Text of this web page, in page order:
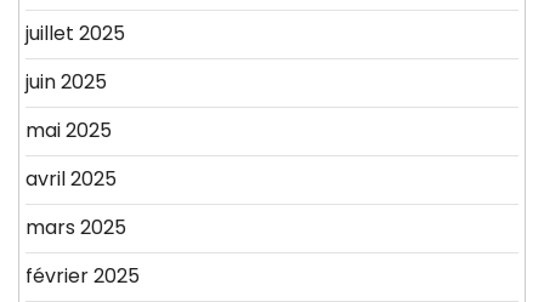
juillet 2025
juin 2025
mai 2025
avril 2025
mars 2025
février 2025